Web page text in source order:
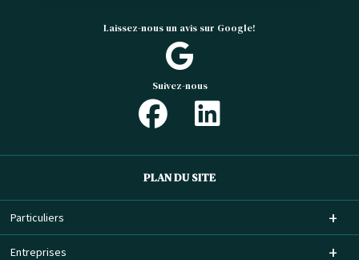
Laissez-nous un avis sur Google!
Suivez-nous
PLAN DU SITE
Particuliers
Entreprises